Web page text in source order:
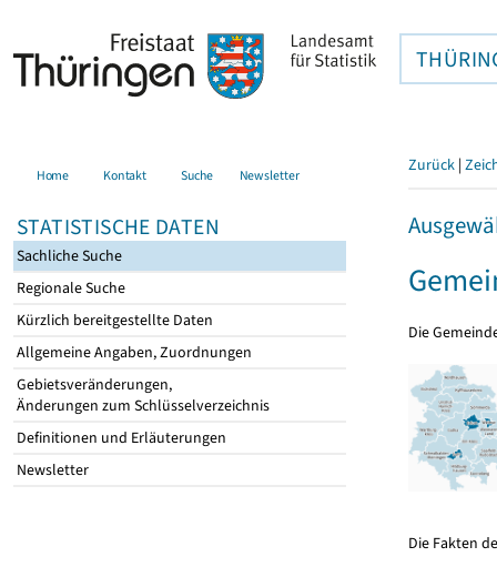
Home Kontakt Suche Newsletter
STATISTISCHE DATEN
Sachliche Suche
Regionale Suche
Kürzlich bereitgestellte Daten
Allgemeine Angaben, Zuordnungen
Gebietsveränderungen,
Änderungen zum Schlüsselverzeichnis
Definitionen und Erläuterungen
Newsletter
Zurück |
Die
Die Fakten